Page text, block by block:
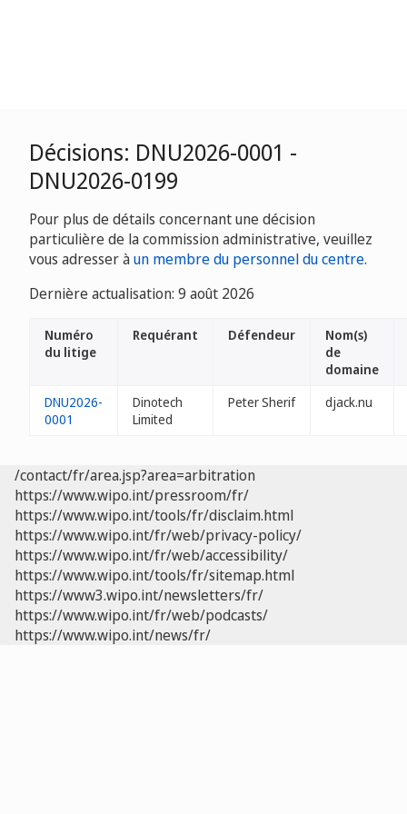
Décisions: DNU2026-0001 -
DNU2026-0199
Pour plus de détails concernant une décision
particulière de la commission administrative, veuillez
vous adresser àun membre du personnel du centre.
Dernière actualisation: 9 août 2026
Numéro
du litige
Requérant Défendeur
Nom(s)
de
domaine
DNU2026-
0001
Dinotech
Limited
Peter Sherif djack.nu
/contact/fr/area.jsp?area=arbitration
https://www.wipo.int/pressroom/fr/
https://www.wipo.int/tools/fr/disclaim.html
https://www.wipo.int/fr/web/privacy-policy/
https://www.wipo.int/fr/web/accessibility/
https://www.wipo.int/tools/fr/sitemap.html
https://www3.wipo.int/newsletters/fr/
https://www.wipo.int/fr/web/podcasts/
https://www.wipo.int/news/fr/